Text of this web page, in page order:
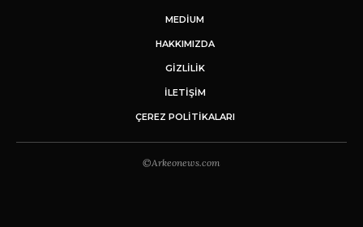
MEDIUM
HAKKIMIZDA
GİZLİLİK
İLETIŞIM
ÇEREZ POLITIKALARI
©Arkeonews.com